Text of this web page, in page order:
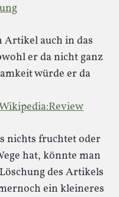
Artikel auch in das
er da nicht ganz
würde er da
nichts fruchtet oder
hat, könnte man
des Artikels
ein kleineres